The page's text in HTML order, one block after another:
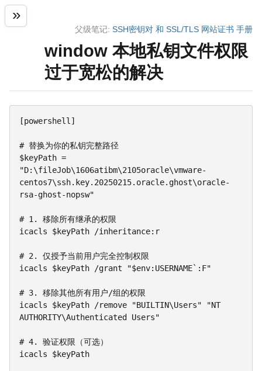
父级笔记: SSH密钥对 和 SSL/TLS 网站证书 手册
window 本地私钥文件权限
过于宽松的解决
[powershell]
# 替换为你的私钥完整路径
$keyPath =
"D:\fileJob\1606atibm\2105oracle\vmware-
centos7\ssh.key.20250215.oracle.ghost\oracle-
rsa-ghost-nopsw"
# 1. 移除所有继承的权限
icacls $keyPath /inheritance:r
# 2. 仅授予当前用户完全控制权限
icacls $keyPath /grant "$env:USERNAME`:F"
# 3. 移除其他所有用户/组的权限
icacls $keyPath /remove "BUILTIN\Users" "NT
AUTHORITY\Authenticated Users"
# 4. 验证权限（可选）
icacls $keyPath